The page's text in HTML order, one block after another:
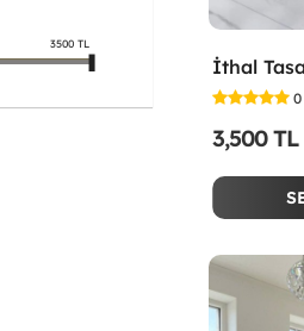
3500TL
0
3,500 TL